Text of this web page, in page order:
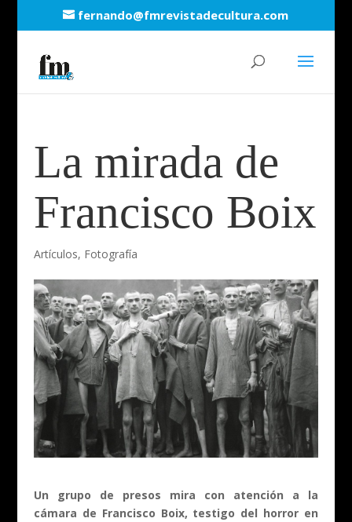
fernando@fmrevistadecultura.com
La mirada de
Francisco Boix
Artículos, Fotografía
Un grupo de presos mira con atención a la
cámara de Francisco Boix, testigo del horror en